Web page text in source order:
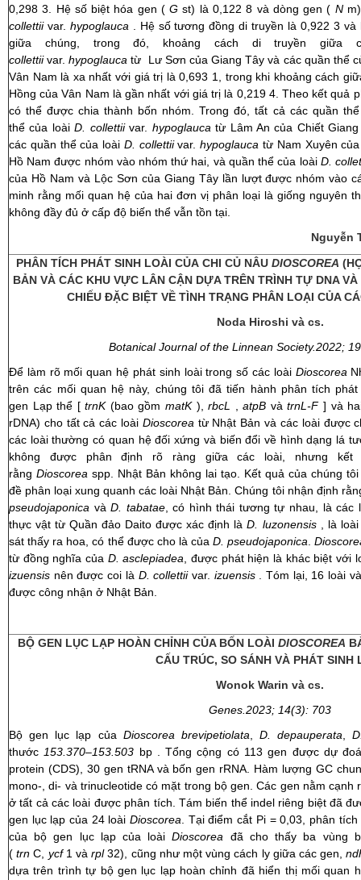
0,298 3. Hệ số biệt hóa gen (G st) là 0,122 8 và dòng gen ( Nm)
collettiivar. hypoglauca . Hệ số tương đồng di truyền là 0,922 3
giữa chúng, trong đó, khoảng cách di truyền giữa
collettiivar.hypoglauca từ Lư Sơn của Giang Tây và các quần thể
Vân Nam là xa nhất với giá trị là 0,693 1, trong khi khoảng cách
Hồng của Vân Nam là gần nhất với giá trị là 0,219 4. Theo kết quả
có thể được chia thành bốn nhóm. Trong đó, tất cả các quần
thể của loàiD. collettiivar. hypoglauca từ Lâm An của Chiết
các quần thể của loài D. collettiivar.hypoglauca từ Nam Xuyên
Hồ Nam được nhóm vào nhóm thứ hai, và quần thể của loài D.
của Hồ Nam và Lộc Sơn của Giang Tây lần lượt được nhóm vào
minh rằng mối quan hệ của hai đơn vị phân loại là giống nguyên
không đầy đủ ở cấp độ biến thể vẫn tồn tại.
Nguyễn
PHÂN TÍCH PHÁT SINH LOÀI CỦA CHI CỦ NÂU DIOSCOREA
BẢN VÀ CÁC KHU VỰC LÂN CẬN DỰA TRÊN TRÌNH TỰ DNA
CHIẾU ĐẶC BIỆT VỀ TÌNH TRẠNG PHÂN LOẠI CỦA
Noda Hiroshi và cs.
Botanical Journal of the Linnean Society.2022;
Để làm rõ mối quan hệ phát sinh loài trong số các loài Dioscorea
trên các mối quan hệ này, chúng tôi đã tiến hành phân tích
gen Lạp thể [trnK(bao gồm matK),rbcL ,atpB vàtrnL-F] và
rDNA) cho tất cả các loài Dioscorea từ Nhật Bản và các loài được
các loài thường có quan hệ đối xứng và biến đổi về hình dạng lá
không được phân định rõ ràng giữa các loài, nhưng
rằng Dioscorea spp. Nhật Bản không lai tạo. Kết quả của chúng
đề phân loại xung quanh các loài Nhật Bản. Chúng tôi nhận định
pseudojaponica vàD. tabatae, có hình thái tương tự nhau, là các
thực vật từ Quần đảo Daito được xác định làD. luzonensis, là loài
sát thấy ra hoa, có thể được cho là củaD. pseudojaponica .
từ đồng nghĩa của D. asclepiadea , được phát hiện là khác biệt với
izuensis nên được coi là D. collettiivar. izuensis. Tóm lại, 16 loài
được công nhận ở Nhật Bản.
BỘ GEN LỤC LẠP HOÀN CHỈNH CỦA BỐN LOÀI DIOSCOREA
CẤU TRÚC, SO SÁNH VÀ PHÁT SINH
Wonok Warin và cs.
Genes.2023; 14(3): 703
Bộ gen lục lạp của Dioscorea brevipetiolata D. depauperata ,
thước 153.370–153.503 bp . Tổng cộng có 113 gen được dự
protein (CDS), 30 gen tRNA và bốn gen rRNA. Hàm lượng GC
mono-, di- và trinucleotide có mặt trong bộ gen. Các gen nằm
ở tất cả các loài được phân tích. Tám biến thể indel riêng biệt đã
gen lục lạp của 24 loàiDioscorea . Tại điểm cắt Pi = 0,03, phân
của bộ gen lục lạp của loàiDioscorea đã cho thấy ba vùng
(trn C, ycf1 vàrpl32), cũng như một vùng cách ly giữa các gen,
dựa trên trình tự bộ gen lục lạp hoàn chỉnh đã hiển thị mối quan